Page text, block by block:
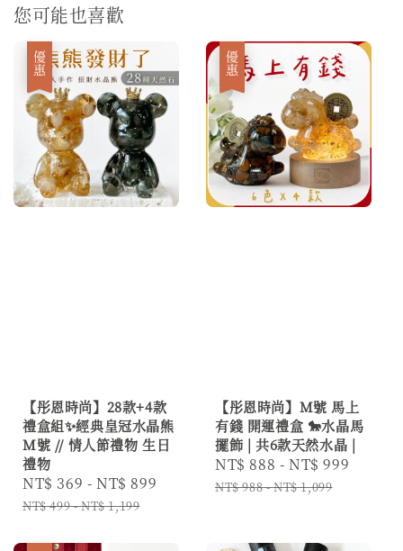
您可能也喜歡
優惠
【彤恩時尚】28款+4款
禮盒組✨經典皇冠水晶熊
M號 // 情人節禮物 生日
禮物
Sale
price
NT$ 369 -NT$ 899
Regular
NT$ 499-NT$ 1,199
優惠
【彤恩時尚】M號 馬上
有錢 開運禮盒 🐎水晶馬
擺飾 | 共6款天然水晶 |
Sale
price
NT$ 888 -NT$ 999
NT$ 988-NT$ 1,099